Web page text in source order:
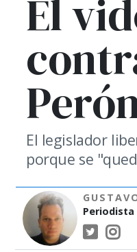
El
El legislador
porque se
Periodista